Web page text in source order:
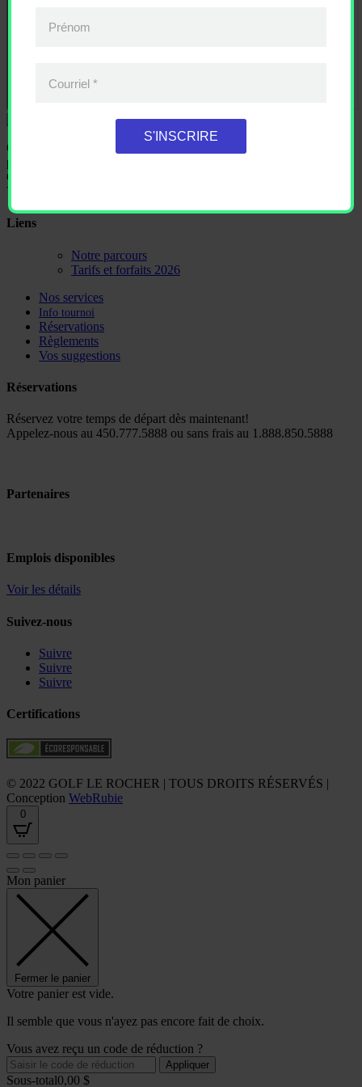
Ce n'est pas un hasard si le Club de golf le Rocher a mérité la
première place dans la catégorie Grande enetreprise de service au
Gala des Prix Distinction 2006 de la Chambre de commerce Haute-
Yamaska et région.
Liens
Notre parcours
Tarifs et forfaits 2026
Nos services
Info tournoi
Réservations
Règlements
Vos suggestions
Réservations
Réservez votre temps de départ dès maintenant!
Appelez-nous au 450.777.5888 ou sans frais au 1.888.850.5888
Partenaires
Emplois disponibles
Voir les détails
Suivez-nous
Suivre
Suivre
Suivre
Certifications
© 2022 GOLF LE ROCHER | TOUS DROITS RÉSERVÉS |
Conception WebRubie
0
Mon panier
Fermer le panier
Votre panier est vide.
Il semble que vous n'ayez pas encore fait de choix.
Vous avez reçu un code de réduction ?
Appliquer
Sous-total0,00 $
Prénom
Courriel *
S'INSCRIRE